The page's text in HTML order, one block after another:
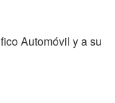
Automóvil y a su